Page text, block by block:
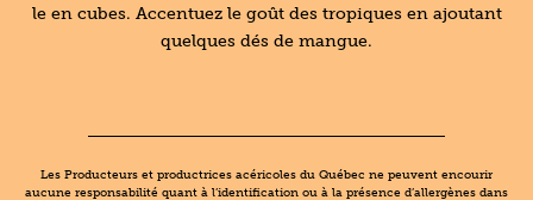
le en cubes. Accentuez le goût des tropiques en ajoutant
quelques dés de mangue.
Les Producteurs et productrices acéricoles du Québec ne peuvent encourir
aucune responsabilité quant à l’identification ou à la présence d’allergènes dans